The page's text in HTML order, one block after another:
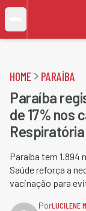
HOME PARAÍBA
Paraíba
de 17% nos
Paraíba tem
Saúde reforça a
vacinação para
PorLUCILENE